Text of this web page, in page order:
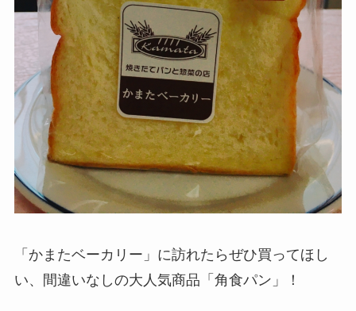
「かまたベーカリー」に訪れたらぜひ買ってほし
い、間違いなしの大人気商品「角食パン」！